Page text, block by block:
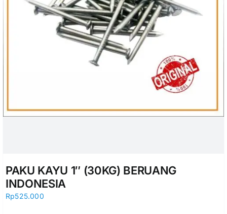
PAKU KAYU 1″ (30KG) BERUANG
INDONESIA
Rp525.000